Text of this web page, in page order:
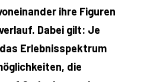
ihre Figuren
Dabei gilt: Je
Erlebnisspektrum
die